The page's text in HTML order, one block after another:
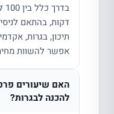
דקות, בהתאם
תיכון, בגרות,
אפשר להשוות
האם שיעורים
להכנה לבגרות?